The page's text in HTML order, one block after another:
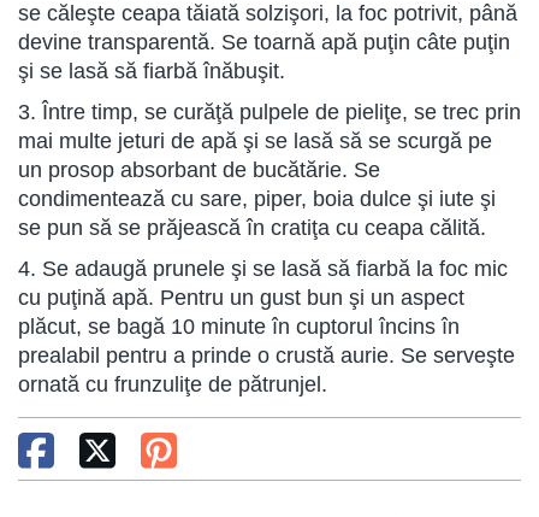
se căleşte ceapa tăiată solzişori, la foc potrivit, până
devine transparentă. Se toarnă apă puţin câte puţin
şi se lasă să fiarbă înăbuşit.
3. Între timp, se curăţă pulpele de pieliţe, se trec prin
mai multe jeturi de apă şi se lasă să se scurgă pe
un prosop absorbant de bucătărie. Se
condimentează cu sare, piper, boia dulce şi iute şi
se pun să se prăjească în cratiţa cu ceapa călită.
4. Se adaugă prunele şi se lasă să fiarbă la foc mic
cu puţină apă. Pentru un gust bun şi un aspect
plăcut, se bagă 10 minute în cuptorul încins în
prealabil pentru a prinde o crustă aurie. Se serveşte
ornată cu frunzuliţe de pătrunjel.